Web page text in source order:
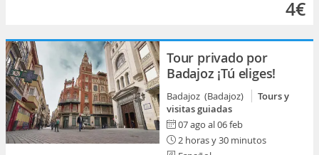
4€
Tour privado por
Badajoz ¡Tú eliges!
Badajoz (Badajoz)
Tours y
visitas guiadas
07 ago al 06 feb
2 horas y 30 minutos